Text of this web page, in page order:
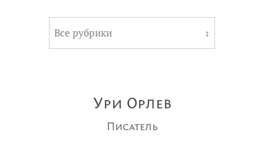
Все рубрики ↧
Ури Орлев
Писатель